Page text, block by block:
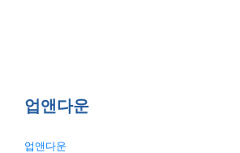
업앤다운
업앤다운